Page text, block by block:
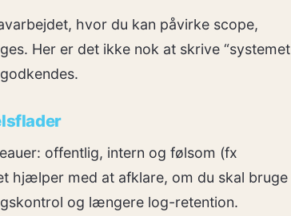
hvor du kan påvirke scope,
Her er det ikke nok at skrive “systemet
offentlig, intern og følsom (fx
hjælper med at afklare, om du skal bruge
og længere log-retention.